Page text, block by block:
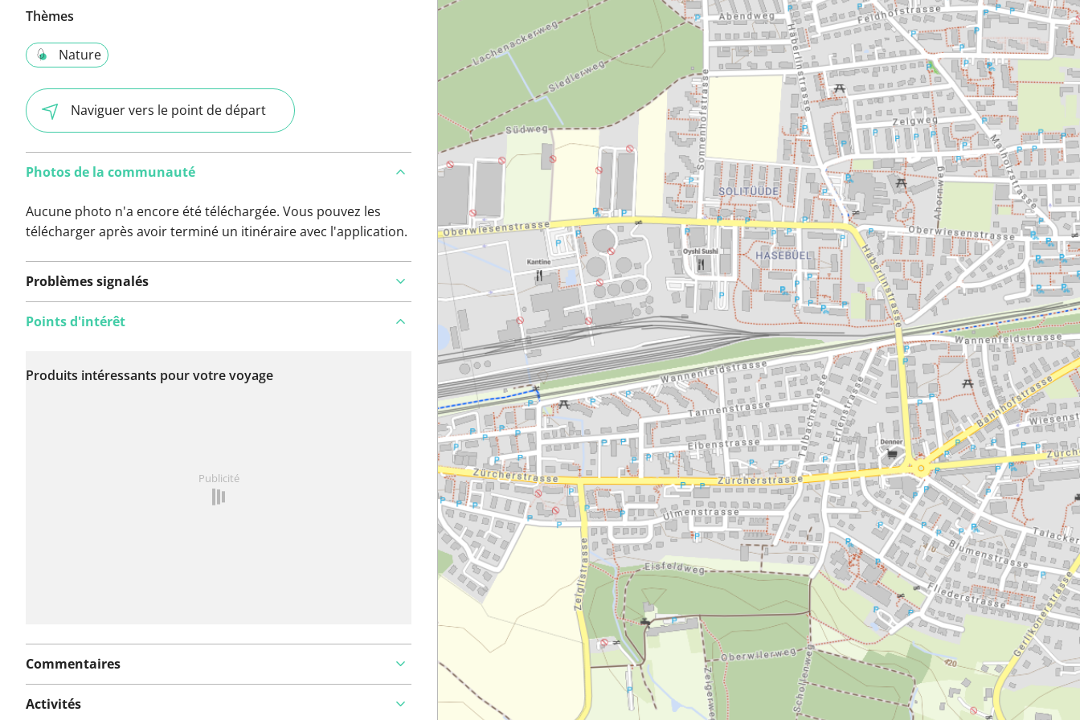
Thèmes
Nature
Naviguer vers le point de départ
Photos de la communauté
Aucune photo n'a encore été téléchargée. Vous pouvez les
télécharger après avoir terminé un itinéraire avec l'application.
Problèmes signalés
encore été signalé sur
Points d'intérêt
Produits intéressants pour votre voyage
Publicité
Commentaires
Activités